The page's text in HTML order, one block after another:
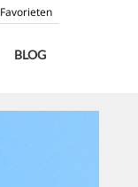
Favorieten
BLOG